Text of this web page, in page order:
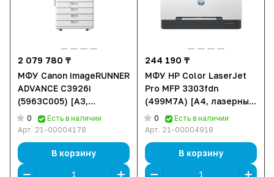
2 079 780 ₸
МФУ Canon imageRUNNER
ADVANCE C3926i
(5963C005) [A3,
лазерный, цветной, 1200
x 1200 DPI, Дуплекс,
0
Есть в наличии
Арт. 21-00004178
В корзину
244 190 ₸
МФУ HP Color LaserJet
Pro MFP 3303fdn
(499M7A) [A4, лазерный,
цветной, 600 x 600 DPI,
Дуплекс, АПД, Ethernet
0
Есть в наличии
Арт. 21-00004918
В корзину